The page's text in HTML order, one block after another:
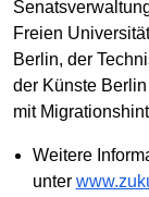
Freien
Berlin, der
der Künste
mit
Weitere
unter